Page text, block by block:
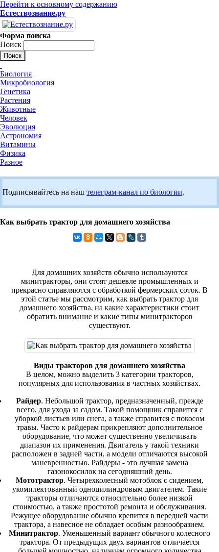
Перейти к основному содержанию
Естествознание.ру
Форма поиска
Поиск
Биология
Микробиология
Генетика
Растения
Животные
Человек
Эволюция
Астрономия
Витамины
Физика
Разное
Подписывайтесь на наш телеграм-канал по биологии.
Как выбрать трактор для домашнего хозяйства
Для домашних хозяйств обычно используются
минитракторы, они стоят дешевле промышленных и
прекрасно справляются с обработкой фермерских соток. В
этой статье мы рассмотрим, как выбрать трактор для
домашнего хозяйства, на какие характеристики стоит
обратить внимание и какие типы минитракторов
существуют.
Виды тракторов для домашнего хозяйства
В целом, можно выделить 3 категории тракторов,
популярных для использования в частных хозяйствах.
Райдер. Небольшой трактор, предназначенный, прежде
всего, для ухода за садом. Такой помощник справится с
уборкой листьев или снега, а также справится с покосом
травы. Часто к райдерам прикрепляют дополнительное
оборудование, что может существенно увеличивать
диапазон их применения. Двигатель у такой техники
расположен в задней части, а модели отличаются высокой
маневренностью. Райдеры - это лучшая замена
газонокосилок на сегодняшний день.
Мототрактор. Четырехколесный мотоблок с сидением,
укомплектованный одноцилиндровым двигателем. Такие
тракторы отличаются относительно более низкой
стоимостью, а также простотой ремонта и обслуживания.
Режущее оборудование обычно крепится в передней части
трактора, а навесное не обладает особым разнообразием.
Минитрактор. Уменьшенный вариант обычного колесного
трактора. От предыдущих двух вариантов отличается